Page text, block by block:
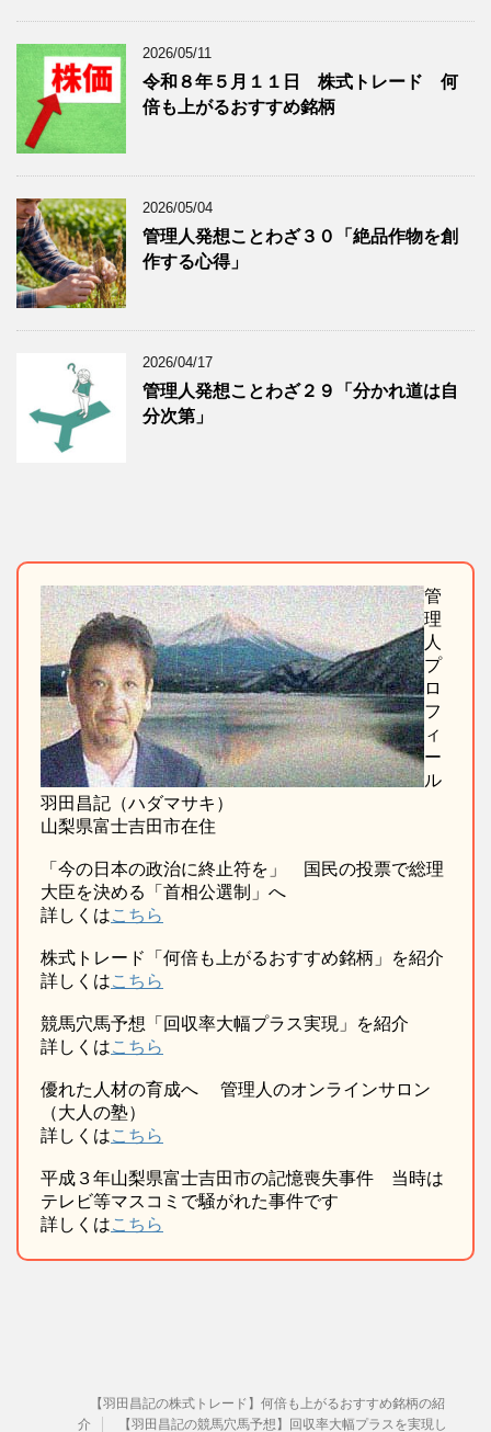
示
2026/05/11
令和８年５月１１日 株式トレード 何
倍も上がるおすすめ銘柄
2026/05/04
管理人発想ことわざ３０「絶品作物を創
作する心得」
2026/04/17
管理人発想ことわざ２９「分かれ道は自
分次第」
管
理
人
プ
ロ
フ
ィ
ー
ル
羽田昌記（ハダマサキ）
山梨県富士吉田市在住
「今の日本の政治に終止符を」 国民の投票で総理
大臣を決める「首相公選制」へ
詳しくはこちら
株式トレード「何倍も上がるおすすめ銘柄」を紹介
詳しくはこちら
競馬穴馬予想「回収率大幅プラス実現」を紹介
詳しくはこちら
優れた人材の育成へ 管理人のオンラインサロン
（大人の塾）
詳しくはこちら
平成３年山梨県富士吉田市の記憶喪失事件 当時は
テレビ等マスコミで騒がれた事件です
詳しくはこちら
【羽田昌記の株式トレード】何倍も上がるおすすめ銘柄の紹
介
【羽田昌記の競馬穴馬予想】回収率大幅プラスを実現し